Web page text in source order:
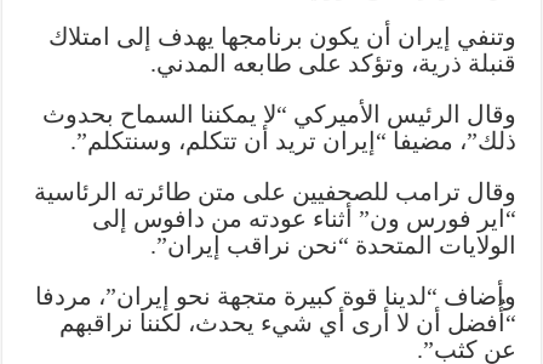
وتنفي إيران أن يكون برنامجها يهدف إلى امتلاك
قنبلة ذرية، وتؤكد على طابعه المدني.
وقال الرئيس الأميركي “لا يمكننا السماح بحدوث
ذلك”، مضيفا “إيران تريد أن تتكلم، وسنتكلم”.
وقال ترامب للصحفيين على متن طائرته الرئاسية
“اير فورس ون” أثناء عودته من دافوس إلى
الولايات المتحدة “نحن نراقب إيران”.
وأضاف “لدينا قوة كبيرة متجهة نحو إيران”، مردفا
“أُفضل أن لا أرى أي شيء يحدث، لكننا نراقبهم
عن كثب”.